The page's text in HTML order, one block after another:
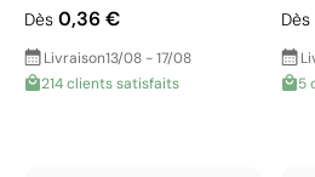
Dès 0,36 €
Livraison13/08 - 17/08
214 clients satisfaits
Dès
5